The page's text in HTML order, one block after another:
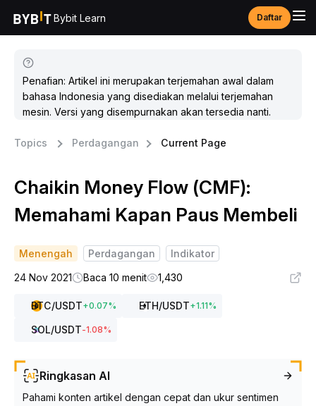
Bybit Learn Daftar
Penafian: Artikel ini merupakan terjemahan awal dalam
bahasa Indonesia yang disediakan melalui terjemahan
mesin. Versi yang disempurnakan akan tersedia nanti.
Topics Perdagangan Current Page
Chaikin Money Flow (CMF):
Memahami Kapan Paus Membeli
Menengah Perdagangan
Indikator
24 Nov 2021
Baca 10 menit 1,430
BTC/USDT+0.07% ETH/USDT+1.11%
SOL/USDT-1.08%
Ringkasan AI
Pahami konten artikel dengan cepat dan ukur sentimen